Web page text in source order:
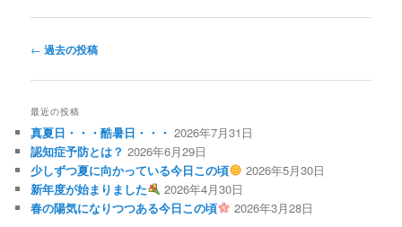
投
ナ
ー
シ
ョ
ン
← 過去の投稿
最近の投稿
真夏日・・・酷暑日・・・ 2026年7月31日
認知症予防とは？ 2026年6月29日
少しずつ夏に向かっている今日この頃
2026年5月30日
新年度が始まりました
2026年4月30日
春の陽気になりつつある今日この頃
2026年3月28日